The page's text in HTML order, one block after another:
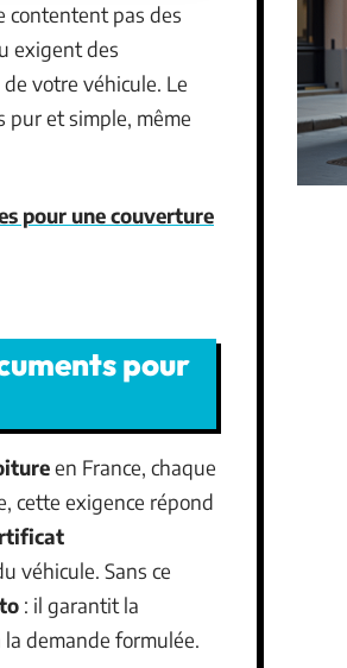
contentent pas des
exigent des
votre véhicule. Le
pur et simple, même
pour une couverture
pour
en France, chaque
cette exigence répond
véhicule. Sans ce
: il garantit la
demande formulée.